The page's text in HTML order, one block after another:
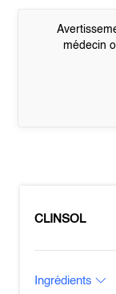
médecin
CLINSOL
Ingrédients